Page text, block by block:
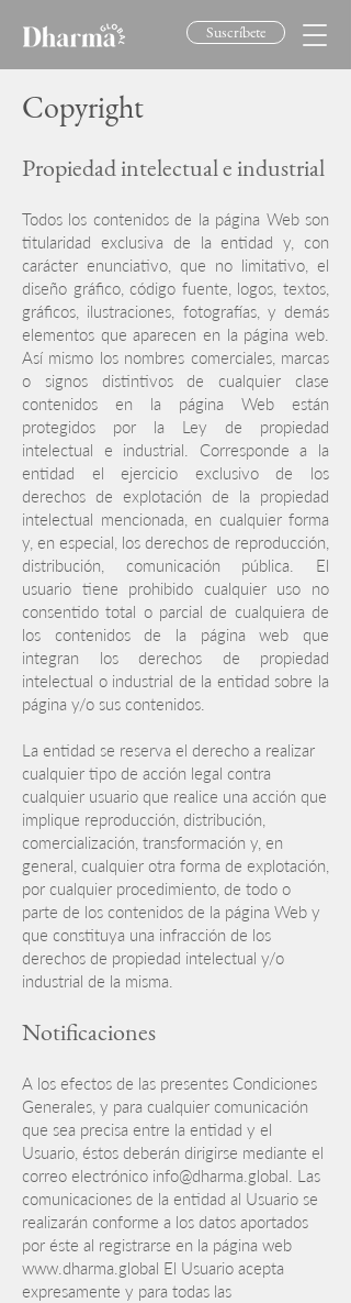
Suscríbete
Copyright
Propiedad intelectual e industrial
Todos los contenidos de la página Web son
titularidad exclusiva de la entidad y, con
carácter enunciativo, que no limitativo, el
diseño gráfico, código fuente, logos, textos,
gráficos, ilustraciones, fotografías, y demás
elementos que aparecen en la página web.
Así mismo los nombres comerciales, marcas
o signos distintivos de cualquier clase
contenidos en la página Web están
protegidos por la Ley de propiedad
intelectual e industrial. Corresponde a la
entidad el ejercicio exclusivo de los
derechos de explotación de la propiedad
intelectual mencionada, en cualquier forma
y, en especial, los derechos de reproducción,
distribución, comunicación pública. El
usuario tiene prohibido cualquier uso no
consentido total o parcial de cualquiera de
los contenidos de la página web que
integran los derechos de propiedad
intelectual o industrial de la entidad sobre la
página y/o sus contenidos.
La entidad se reserva el derecho a realizar
cualquier tipo de acción legal contra
cualquier usuario que realice una acción que
implique reproducción, distribución,
comercialización, transformación y, en
general, cualquier otra forma de explotación,
por cualquier procedimiento, de todo o
parte de los contenidos de la página Web y
que constituya una infracción de los
derechos de propiedad intelectual y/o
industrial de la misma.
Notificaciones
A los efectos de las presentes Condiciones
Generales, y para cualquier comunicación
que sea precisa entre la entidad y el
Usuario, éstos deberán dirigirse mediante el
correo electrónico info@dharma.global . Las
comunicaciones de la entidad al Usuario se
realizarán conforme a los datos aportados
por éste al registrarse en la página web
www.dharma.global El Usuario acepta
expresamente y para todas las